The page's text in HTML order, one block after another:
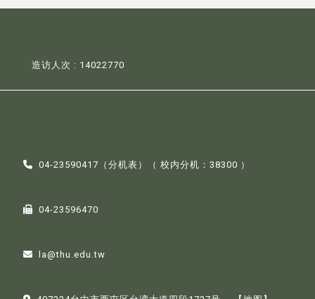
造访人次 : 14022770
04-23590417（分机表 ）（ 校内分机：38300 ）
04-23596470
la@thu.edu.tw